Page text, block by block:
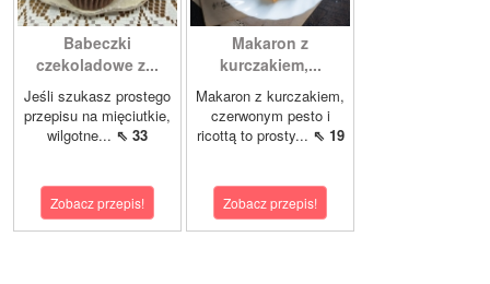
Babeczki
czekoladowe z...
Jeśli szukasz prostego
przepisu na mięciutkie,
wilgotne... ⇖ 33
Zobacz przepis!
Makaron z
kurczakiem,...
Makaron z kurczakiem,
czerwonym pesto i
ricottą to prosty... ⇖ 19
Zobacz przepis!